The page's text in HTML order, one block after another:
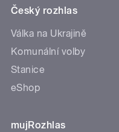
Český rozhlas
Válka na Ukrajině
Komunální volby
Stanice
eShop
mujRozhlas